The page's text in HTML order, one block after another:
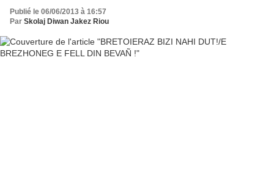
Publié le 06/06/2013 à 16:57
Par Skolaj Diwan Jakez Riou